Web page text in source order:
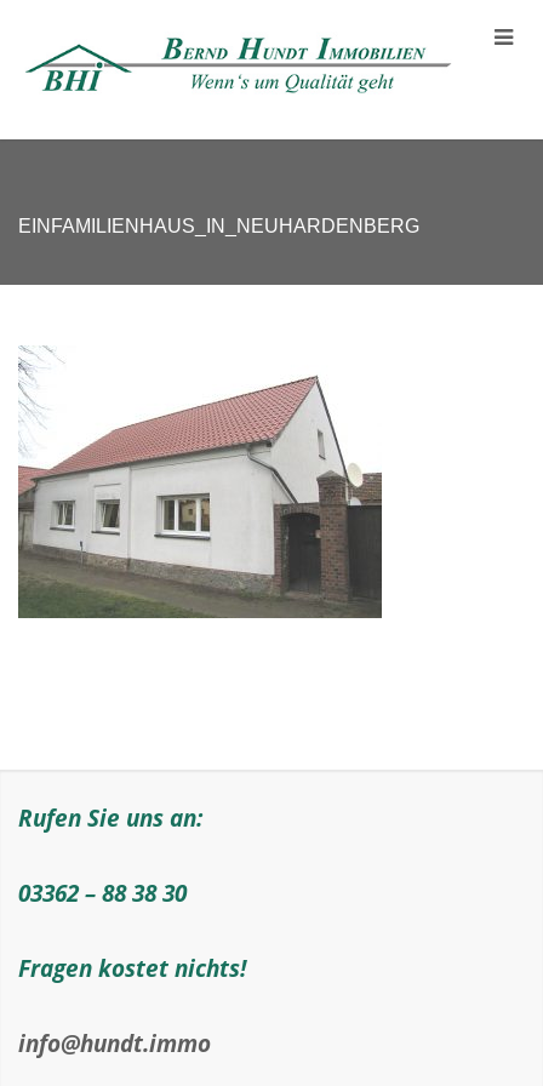
EINFAMILIENHAUS_IN_NEUHARDENBERG
Rufen Sie uns an:
03362 – 88 38 30
Fragen kostet nichts!
info@hundt.immo